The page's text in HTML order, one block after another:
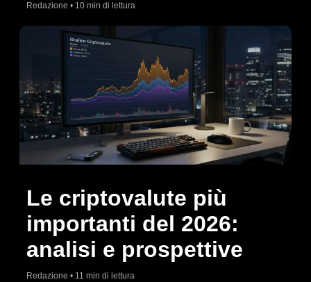
Redazione • 10 min di lettura
Le criptovalute più
importanti del 2026:
analisi e prospettive
Redazione • 11 min di lettura